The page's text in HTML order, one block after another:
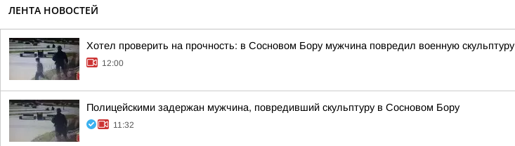
ЛЕНТА НОВОСТЕЙ
Хотел проверить на прочность: в Сосновом Бору мужчина повредил военную скульптуру
12:00
Полицейскими задержан мужчина, повредивший скульптуру в Сосновом Бору
11:32